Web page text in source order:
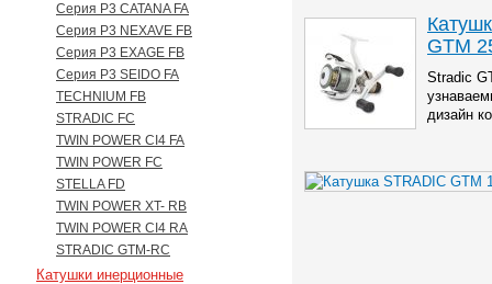
Серия P3 CATANA FA
Серия P3 NEXAVE FB
Серия P3 EXAGE FB
Серия P3 SEIDO FA
TECHNIUM FB
STRADIC FC
TWIN POWER CI4 FA
TWIN POWER FC
STELLA FD
TWIN POWER XT- RB
TWIN POWER CI4 RA
STRADIC GTM-RC
Катушки инерционные
GTM
Stradic
дизайн